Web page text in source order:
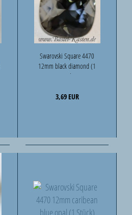
Swarovski Square 4470
12mm black diamond (1
Stück)
3,69 EUR